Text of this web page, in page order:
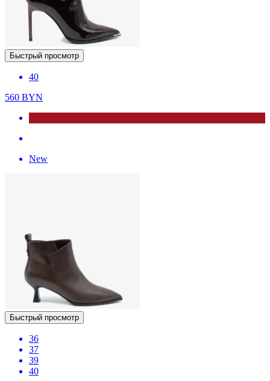
Быстрый просмотр
40
560 BYN
New
Быстрый просмотр
36
37
39
40